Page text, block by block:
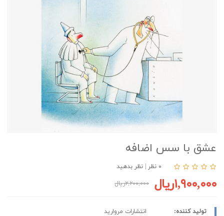
عشق با سس اضافه
۰ نظر نظر بدهید
۱,۹۰۰,۰۰۰ریال ۲,۲۰۰,۰۰۰ریال
تولید کننده:
انتشارات مروارید